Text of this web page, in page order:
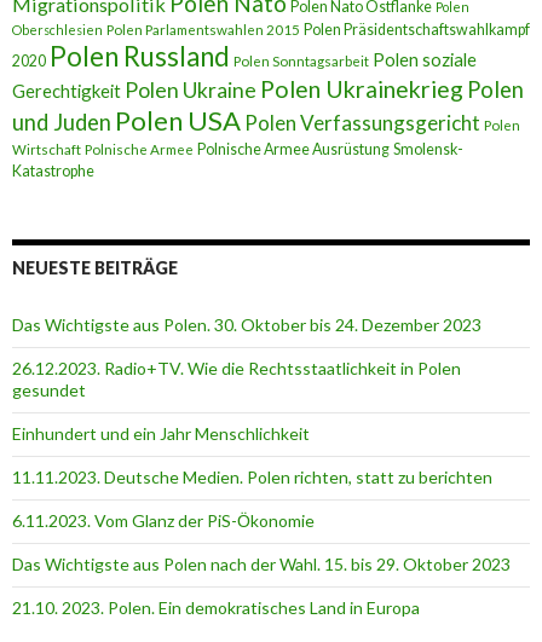
Migrationspolitik
Polen Nato Ostflanke Polen
Oberschlesien Polen Parlamentswahlen 2015 Polen Präsidentschaftswahlkampf
2020 Polen Russland Polen Sonntagsarbeit Polen soziale
Gerechtigkeit Polen Ukraine Polen Ukrainekrieg Polen
und Juden Polen USA Polen Verfassungsgericht Polen
Wirtschaft Polnische Armee Polnische Armee Ausrüstung Smolensk-
Katastrophe
NEUESTE BEITRÄGE
Das Wichtigste aus Polen. 30. Oktober bis 24. Dezember 2023
26.12.2023. Radio+TV. Wie die Rechtsstaatlichkeit in Polen
gesundet
Einhundert und ein Jahr Menschlichkeit
11.11.2023. Deutsche Medien. Polen richten, statt zu berichten
6.11.2023. Vom Glanz der PiS-Ӧkonomie
Das Wichtigste aus Polen nach der Wahl. 15. bis 29. Oktober 2023
21.10. 2023. Polen. Ein demokratisches Land in Europa